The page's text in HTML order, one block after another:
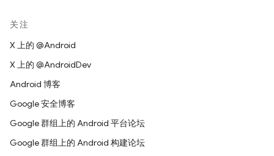
关注
X 上的 @Android
X 上的 @AndroidDev
Android 博客
Google 安全博客
Google 群组上的 Android 平台论坛
Google 群组上的 Android 构建论坛